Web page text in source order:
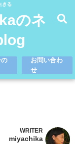
きる
のネ
お問い合わ
せ
WRITER
miyachika